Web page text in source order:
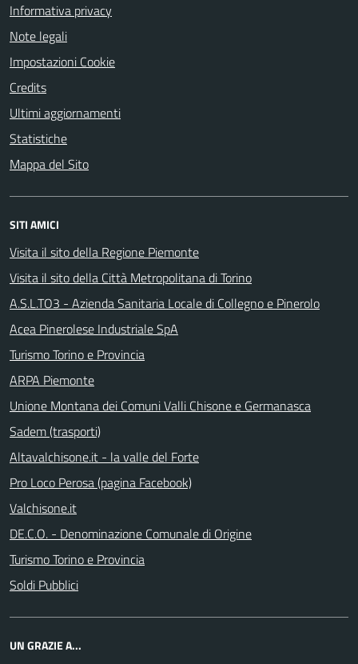
Informativa privacy
Note legali
Impostazioni Cookie
Credits
Ultimi aggiornamenti
Statistiche
Mappa del Sito
SITI AMICI
Visita il sito della Regione Piemonte
Visita il sito della Città Metropolitana di Torino
A.S.L.TO3 - Azienda Sanitaria Locale di Collegno e Pinerolo
Acea Pinerolese Industriale SpA
Turismo Torino e Provincia
ARPA Piemonte
Unione Montana dei Comuni Valli Chisone e Germanasca
Sadem (trasporti)
Altavalchisone.it - la valle del Forte
Pro Loco Perosa (pagina Facebook)
Valchisone.it
DE.C.O. - Denominazione Comunale di Origine
Turismo Torino e Provincia
Soldi Pubblici
UN GRAZIE A...